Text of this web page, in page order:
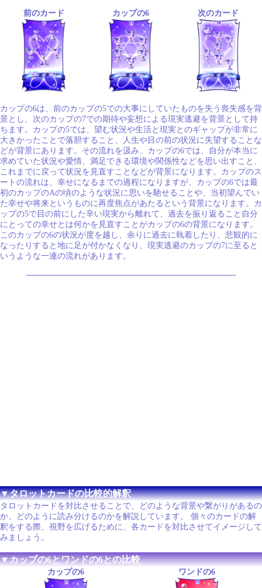
前のカード カップの6 次のカード
カップの6は、前のカップの5での大事にしていたものを失う喪失感を背
景とし、次のカップの7での期待や妄想による現実逃避を背景として持
ちます。カップの5では、望む状況や生活と現実とのギャップが非常に
大きかったことで落胆すること、人生や目の前の状況に失望することな
どが背景にあります。その流れを汲み、カップの6では、自分が本当に
求めていた状況や愛情、満足できる環境や関係性などを思い出すこと、
これまでに戻って状況を見直すことなどが背景になります。カップのス
ートの流れは、幸せになるまでの過程になりますが、カップの6では最
初のカップのAの頃のような状況に思いを馳せることや、当初望んでい
た幸せや将来というものに再度焦点があたるという背景になります。カ
ップの5で目の前にした辛い現実から離れて、過去を振り返ること自分
にとっての幸せとは何かを見直すことがカップの6の背景になります。
このカップの6の状況が度を越し、余りに過去に執着したり、悲観的に
なったりすると地に足が付かなくなり、現実逃避のカップの7に至ると
いうような一連の流れがあります。
▼タロットカードの比較的解釈
タロットカードを対比させることで、どのような背景や繋がりがあるの
か、どのように読み分けるのかを解説しています。 個々のカードの解
釈をする際、視野を広げるために、各カードを対比させてイメージして
みましょう。
▼カップの6とワンドの6との比較
カップの6 ワンドの6